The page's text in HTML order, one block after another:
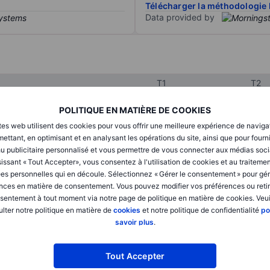
POLITIQUE EN MATIÈRE DE COOKIES
web utilisent des cookies pour vous offrir une meilleure expérience de
en optimisant et en analysant les opérations du site, ainsi que pour
publicitaire personnalisé et vous permettre de vous connecter aux médias
« Tout Accepter», vous consentez à l'utilisation de cookies et au
personnelles qui en découle. Sélectionnez « Gérer le consentement » pour
en matière de consentement. Vous pouvez modifier vos préférences ou
à tout moment via notre page de politique en matière de cookies.
notre politique en matière de cookies et notre politique de confidentialité
savoir plus.
Tout Accepter
Télécharger la méthodologie
Data provided by
T1 T2
XXXXXXX XXXXXXX
XXXXXXX XXXXXXX
XXXXXXX XXXXXXX
XXXXXXX XXXXXXX